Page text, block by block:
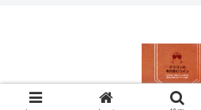
© 2020 チャン